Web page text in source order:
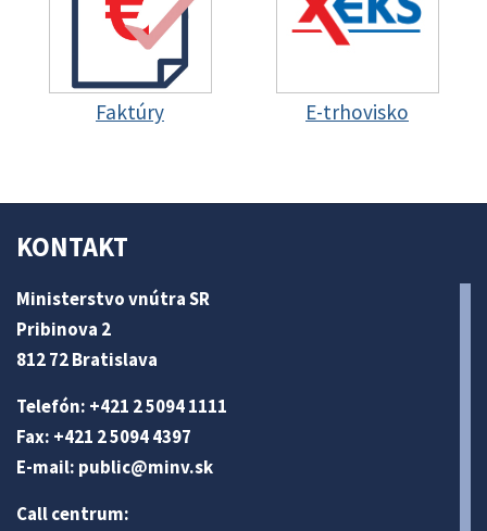
Faktúry E-trhovisko
KONTAKT
Ministerstvo vnútra SR
Pribinova 2
812 72 Bratislava
Telefón: +421 2 5094 1111
Fax: +421 2 5094 4397
E-mail: public@minv.sk
Call centrum: